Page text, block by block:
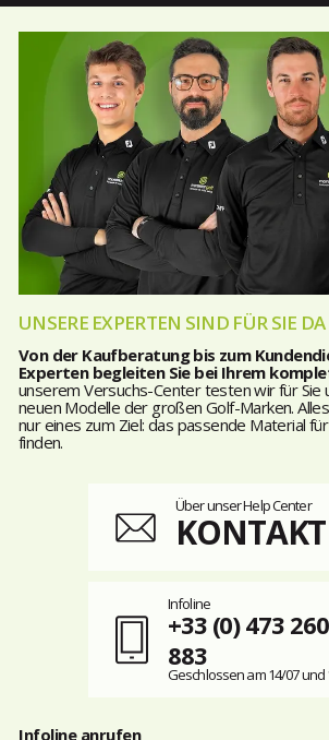
UNSERE EXPERTEN SIND FÜR SIE DA
Von der Kaufberatung bis zum
Experten begleiten Sie bei Ihrem
unserem Versuchs-Center testen wir für Sie
neuen Modelle der großen Golf-Marken.
nur eines zum Ziel: das passende Material
finden.
Über unser Help Center
KONTAKT
Infoline
+33 (0) 473 260
883
Geschlossen am 14/07 und
Infoline anrufen